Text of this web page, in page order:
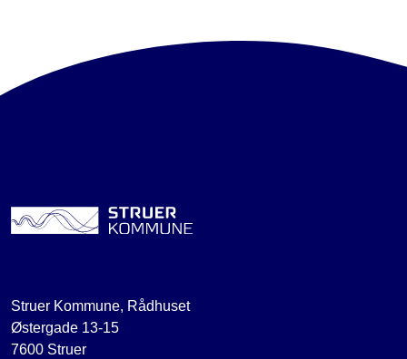
Struer Kommune, Rådhuset
Østergade 13-15
7600 Struer